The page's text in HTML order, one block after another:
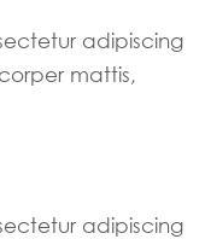
adipiscing
mattis,
adipiscing